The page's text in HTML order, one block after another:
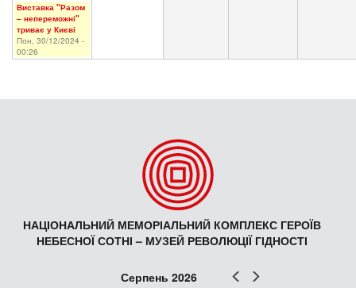
Виставка "Разом
– непереможні"
триває у Києві
Пон, 30/12/2024 -
00:26
НАЦІОНАЛЬНИЙ МЕМОРІАЛЬНИЙ КОМПЛЕКС ГЕРОЇВ
НЕБЕСНОЇ СОТНІ – МУЗЕЙ РЕВОЛЮЦІЇ ГІДНОСТІ
Попер
Серпень 2026